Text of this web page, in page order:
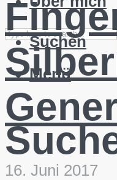
Menü
Suchen
16. Juni 2017